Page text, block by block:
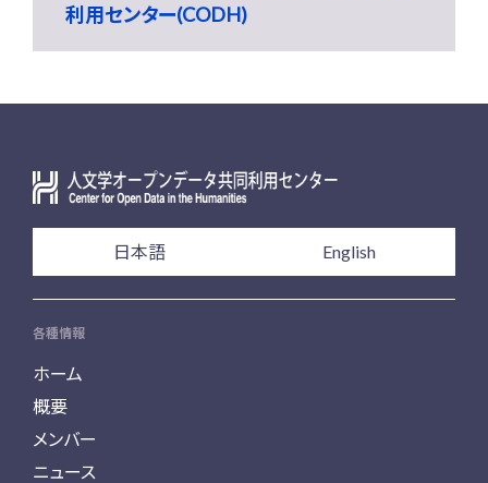
利用センター(CODH)
日本語 English
各種情報
ホーム
概要
メンバー
ニュース